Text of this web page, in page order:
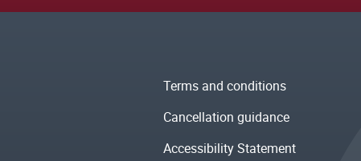
Terms and conditions
Cancellation guidance
Accessibility Statement